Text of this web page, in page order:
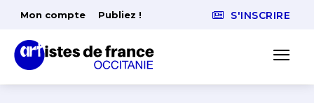
Mon compte Publiez ! S'INSCRIRE